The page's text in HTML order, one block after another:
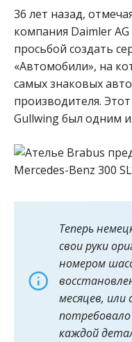
36 лет назад,
компания Daimler
просьбой создать
«Автомобили», на
самых знаковых
производителя.
Gullwing был одним
Теперь
свои руки
номером
месяцев, или
каждой